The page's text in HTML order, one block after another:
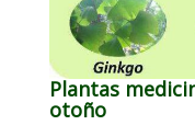
Plantas
otoño